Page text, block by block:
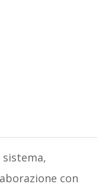
sistema,
con